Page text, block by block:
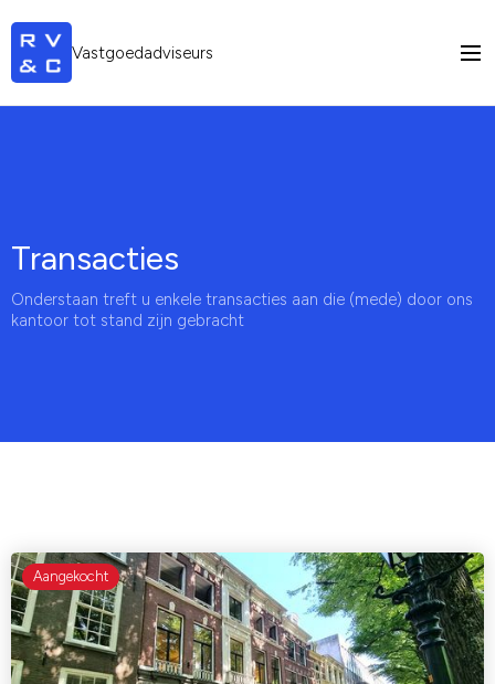
Vastgoedadviseurs
Transacties
Onderstaan treft u enkele transacties aan die (mede) door ons
kantoor tot stand zijn gebracht
Aangekocht